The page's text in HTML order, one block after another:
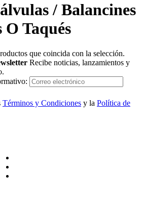
/ Balancines
Taqués
que coincida con la selección.
Recibe noticias, lanzamientos y
Términos y Condiciones y la Política de